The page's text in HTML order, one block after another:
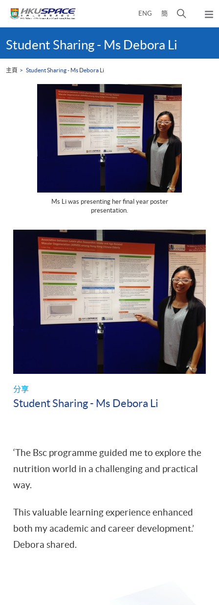
ENG 簡
開
彈
出
單
content
startStudent Sharing - Ms Debora Li
主頁 Student Sharing - Ms Debora Li
分享
Student Sharing - Ms Debora Li
‘The Bsc programme guided me to explore the
nutrition world in a challenging and practical
way.
This valuable learning experience enhanced
both my academic and career development.’
Debora shared.
Ms Li was presenting her final year poster
presentation.